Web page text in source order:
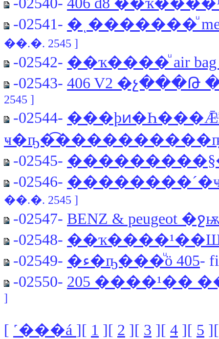
-02541- �ͺ�������ͧ
��.�. 2545 ]
-02542- ��ҡ����ͧ air
-02543- 406 V2
2545 ]
-02544-
-02545-
-02546-
��.�. 2545 ]
-02547- BENZ & peugeot
-02548-
-02549-
�ء�ҧ���ͧö 405-
-02550- 205 ����¹��
]
[ ˹���á ][ 1 ][ 2 ][ 3 ][ 4 ][ 5